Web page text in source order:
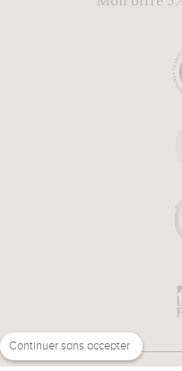
Continuer sans accepter